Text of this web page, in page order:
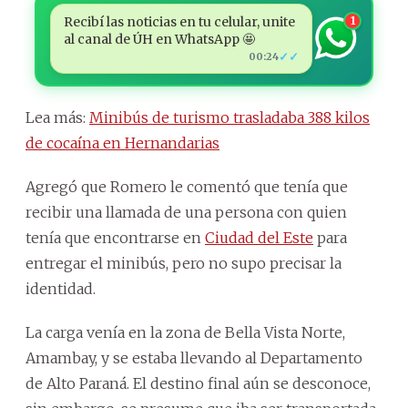
Recibí las noticias en tu celular, unite
al canal de ÚH en WhatsApp 🤩
00:24✓✓
1
Lea más: Minibús de turismo trasladaba 388 kilos
de cocaína en Hernandarias
Agregó que Romero le comentó que tenía que
recibir una llamada de una persona con quien
tenía que encontrarse en Ciudad del Este para
entregar el minibús, pero no supo precisar la
identidad.
La carga venía en la zona de Bella Vista Norte,
Amambay, y se estaba llevando al Departamento
de Alto Paraná. El destino final aún se desconoce,